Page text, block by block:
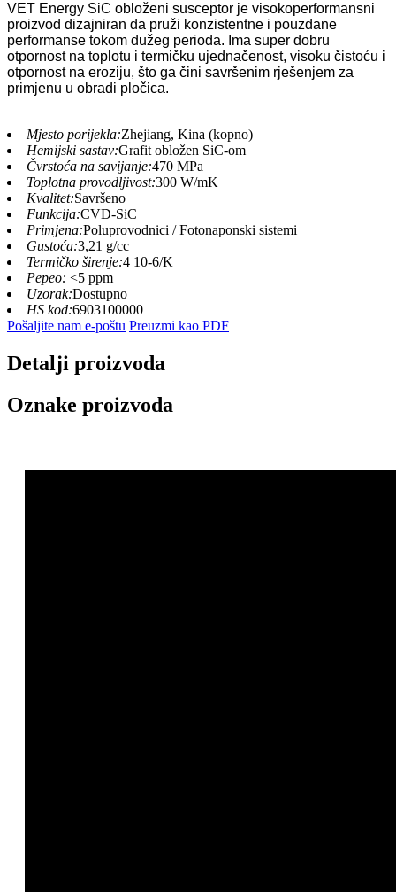
VET Energy SiC obloženi susceptor je visokoperformansni
proizvod dizajniran da pruži konzistentne i pouzdane
performanse tokom dužeg perioda. Ima super dobru
otpornost na toplotu i termičku ujednačenost, visoku čistoću i
otpornost na eroziju, što ga čini savršenim rješenjem za
primjenu u obradi pločica.
Mjesto porijekla:Zhejiang, Kina (kopno)
Hemijski sastav:Grafit obložen SiC-om
Čvrstoća na savijanje:470 MPa
Toplotna provodljivost:300 W/mK
Kvalitet:Savršeno
Funkcija:CVD-SiC
Primjena:Poluprovodnici / Fotonaponski sistemi
Gustoća:3,21 g/cc
Termičko širenje:4 10-6/K
Pepeo: <5 ppm
Uzorak:Dostupno
HS kod:6903100000
Pošaljite nam e-poštu Preuzmi kao PDF
Detalji proizvoda
Oznake proizvoda